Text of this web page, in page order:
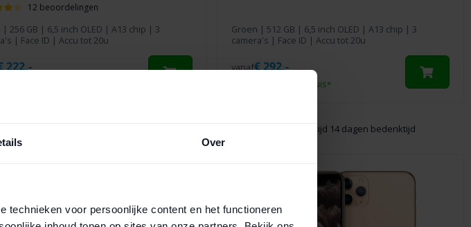
Over
technieken voor persoonlijke content en het functioneren
12 beoordelingen
256 GB | 6,5 inch OLED | A13 chip | 3
| Face ID | Accu tot 20u
222,-
Groen 512 GB | 6,5 inch OLED | A13 chip | 3
camera's | Face ID | Accu tot 20u
in huis*
vanaf€292,-
Altijd 14 dagen bedenktijd